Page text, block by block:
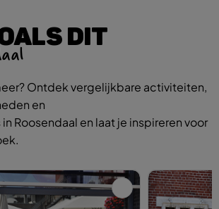
DIT
Ontdek vergelijkbare activiteiten,
en
Roosendaal en laat je inspireren voor